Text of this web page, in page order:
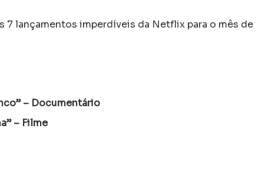
7 lançamentos imperdíveis da Netflix para o mês de
– Documentário
– Filme